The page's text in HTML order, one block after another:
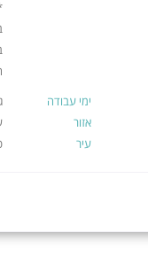
ימי עבודה
אזור
עיר